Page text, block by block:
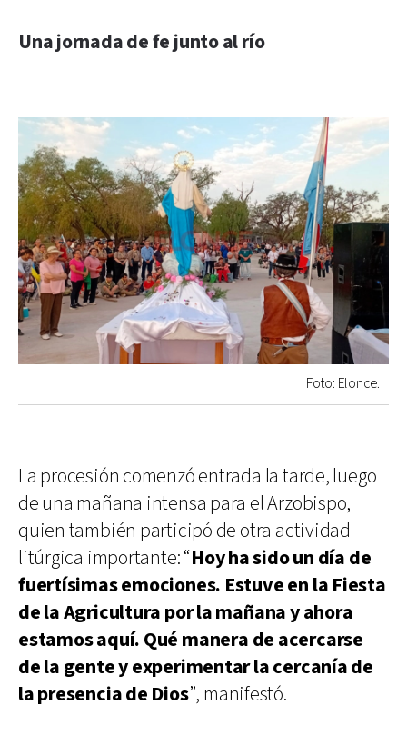
Una jornada de fe junto al río
Foto: Elonce.
La procesión comenzó entrada la tarde, luego
de una mañana intensa para el Arzobispo,
quien también participó de otra actividad
litúrgica importante: “Hoy ha sido un día de
fuertísimas emociones. Estuve en la Fiesta
de la Agricultura por la mañana y ahora
estamos aquí. Qué manera de acercarse
de la gente y experimentar la cercanía de
la presencia de Dios”, manifestó.